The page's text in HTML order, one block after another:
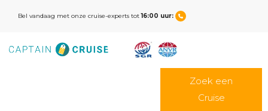
Bel vandaag met onze cruise-experts tot16:00 uur:
Zoek een
Cruise